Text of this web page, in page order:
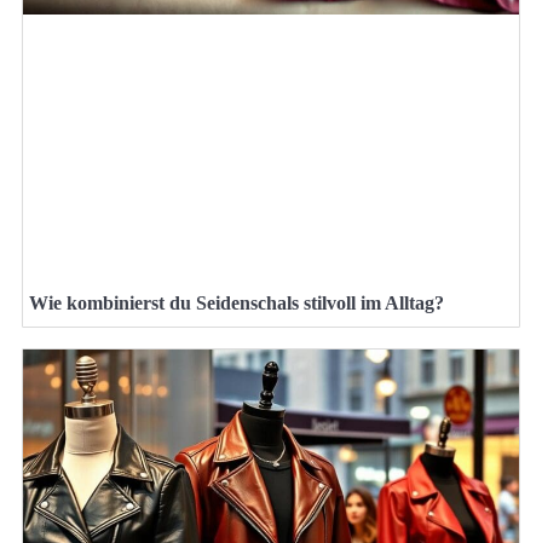
Wie kombinierst du Seidenschals stilvoll im Alltag?